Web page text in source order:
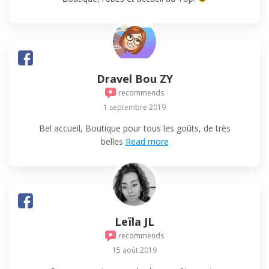
Dravel Bou ZY
recommends
1 septembre 2019
Bel accueil, Boutique pour tous les goûts, de très
belles Read more
Leïla JL
recommends
15 août 2019